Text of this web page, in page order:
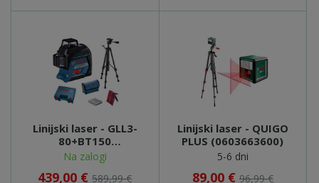
Linijski laser - GLL3-
80+BT150
(06159940KD)
Na zalogi
439,00 €589,99 €
Linijski laser - QUIGO
PLUS (0603663600)
5-6 dni
89,00 € 96,99 €